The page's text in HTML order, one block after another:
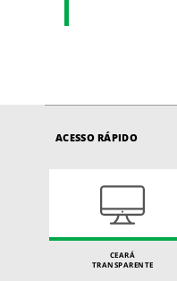
ACESSO RÁPIDO
CEARÁ
TRANSPARENTE